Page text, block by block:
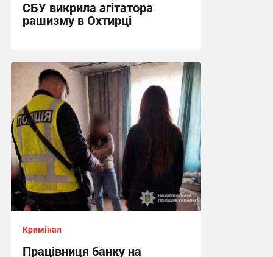
СБУ викрила агітатора
рашизму в Охтирці
13:34, 6.08.2026
Кримінал
Працівниця банку на